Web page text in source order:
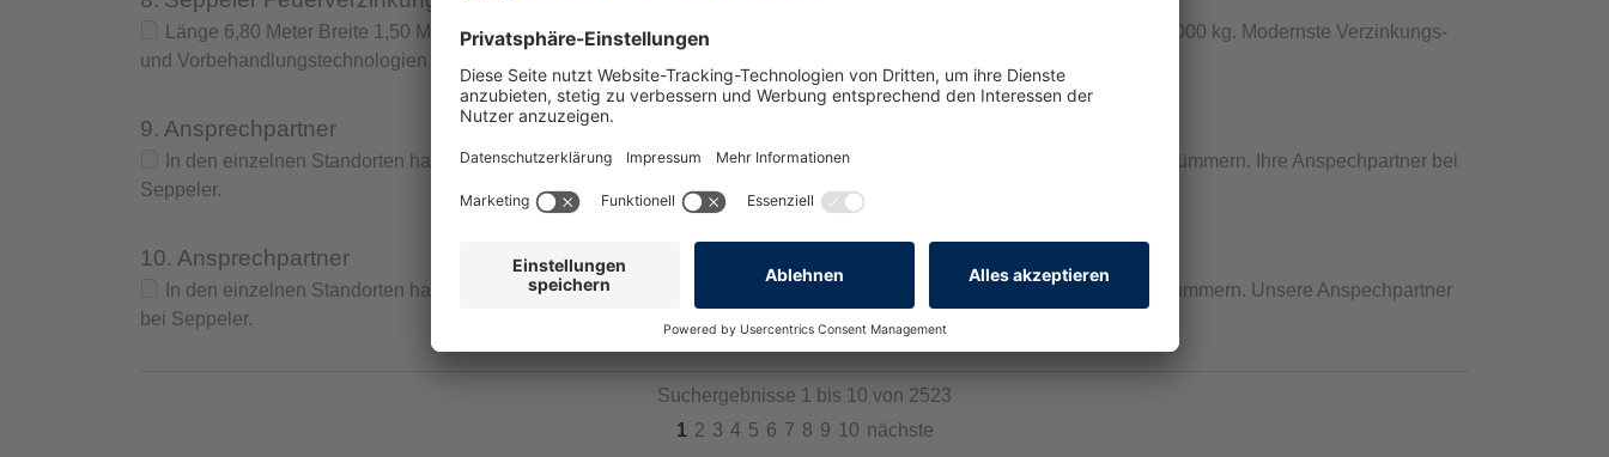
Länge 6,80 Meter Breite 1,50 Meter Tiefe 2,50 Meter Ermöglicht die Verzinkung von Bauteilen mit Stückgewichten bis 3.000 kg. Modernste Verzinkungs-
und Vorbehandlungstechnologien sowie spezi
9. Ansprechpartner
In den einzelnen Standorten haben wir eine Reihe von Ansprechpartnern, die sich gerne um alle Fragen und Anliegen kümmern. Ihre Anspechpartner bei
Seppeler.
10. Ansprechpartner
In den einzelnen Standorten haben wir eine Reihe von Ansprechpartnern die sich gerne um alle Fragen und Anliegen kümmern. Unsere Anspechpartner
bei Seppeler.
Suchergebnisse 1 bis 10 von 2523
1 2 3 4 5 6 7 8 9 10 nächste